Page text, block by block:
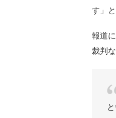
す」
報道
裁判